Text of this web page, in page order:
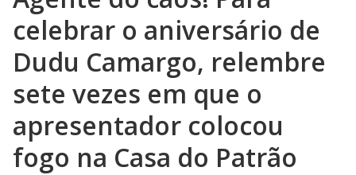
celebrar o aniversário de
Dudu Camargo, relembre
sete vezes em que o
apresentador colocou
fogo na Casa do Patrão